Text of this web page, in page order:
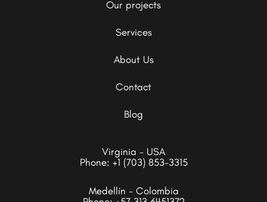
Our projects
Services
About Us
Contact
Blog
Virginia - USA
Phone: +1 (703) 853-3315
Medellín - Colombia